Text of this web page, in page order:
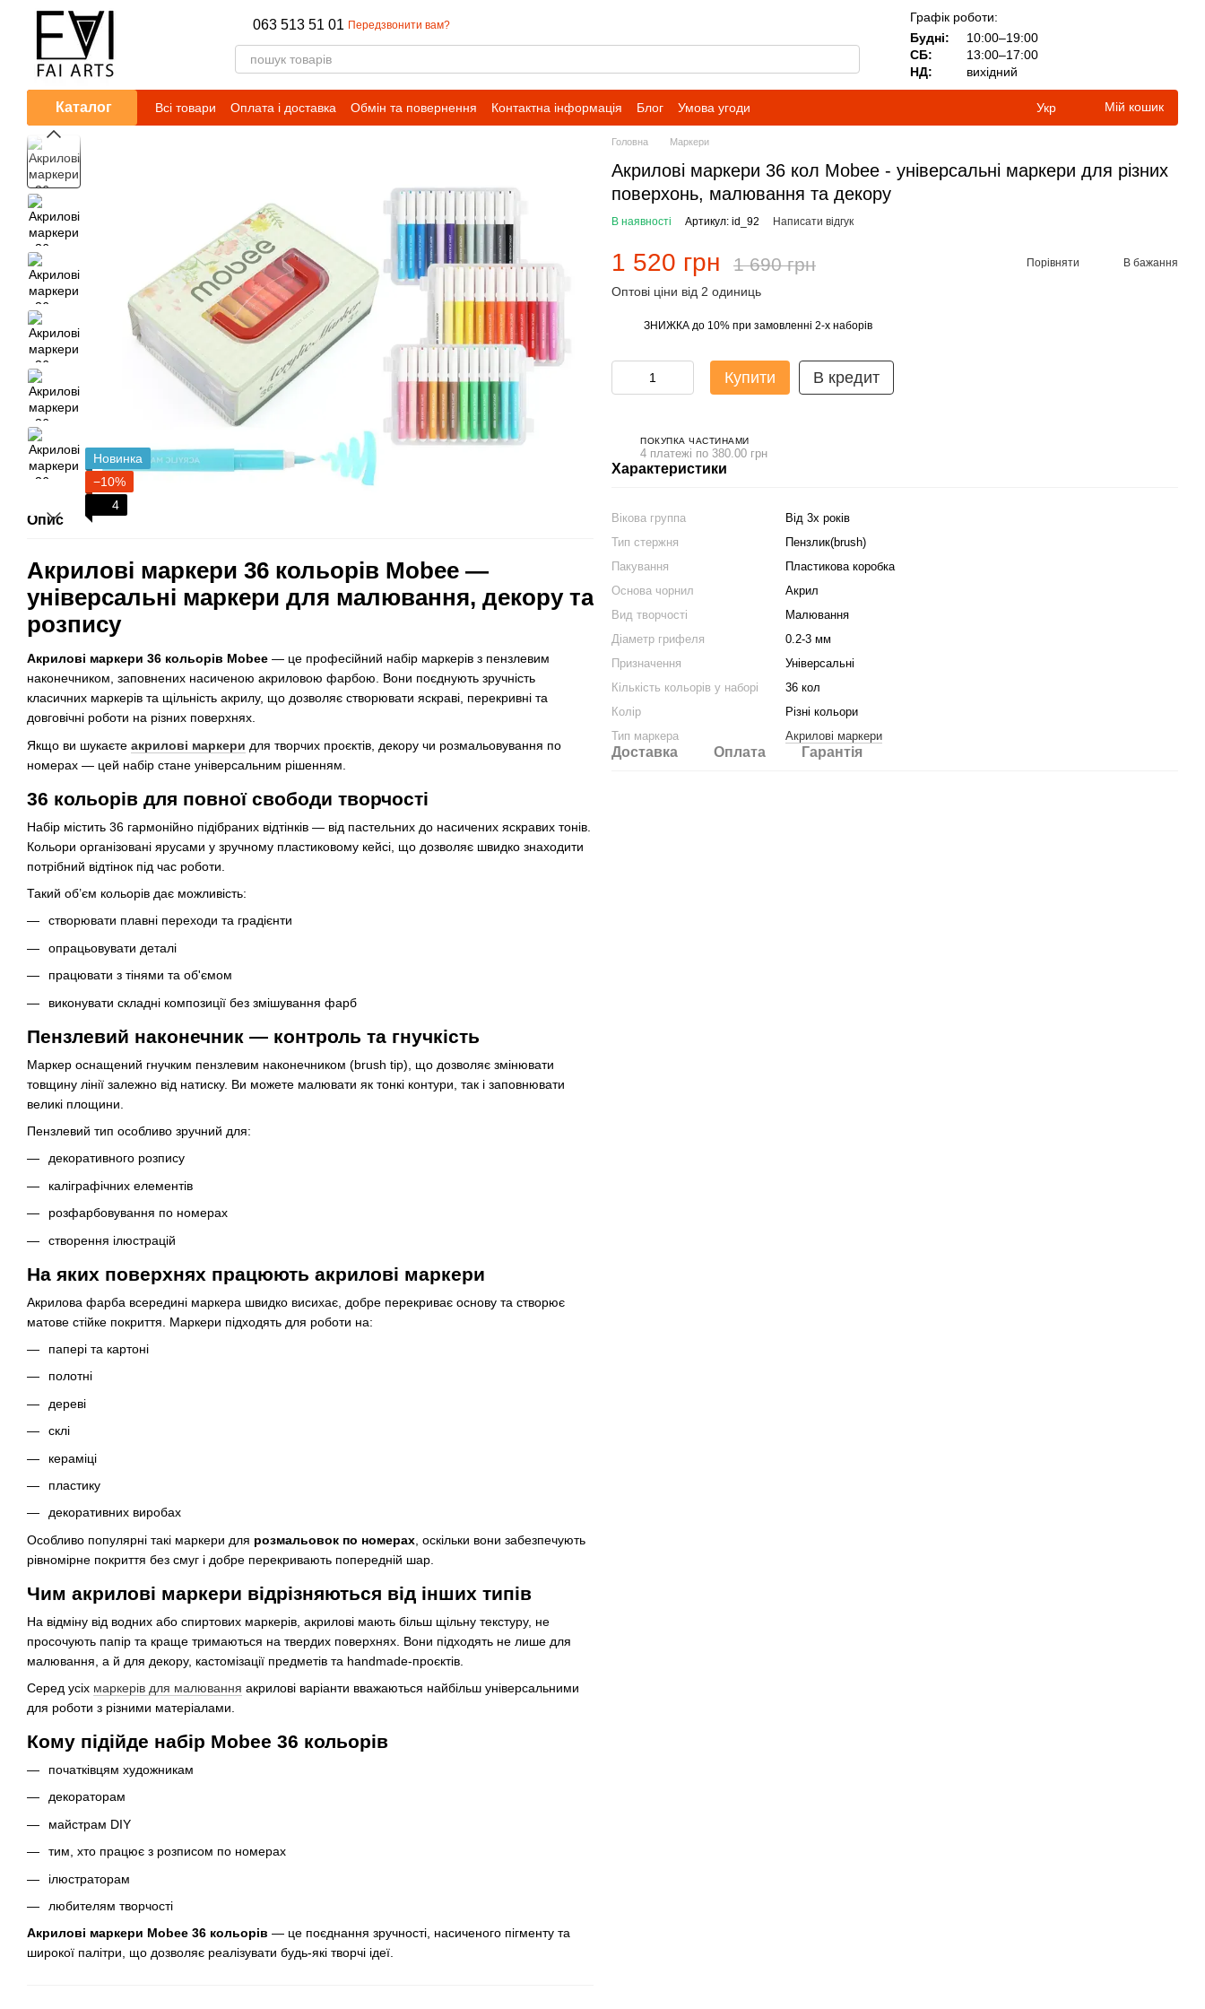
Перейти до основного контенту
063 513 51 01 Передзвонити вам?
Графік роботи:
Будні:
10:00–19:00
СБ:
13:00–17:00
НД:
вихідний
Каталог Всі товари Оплата і доставка Обмін та повернення Контактна інформація Блог Умова угоди Укр Мій кошик
Новинка
−10%
4
Опис
Акрилові маркери 36 кольорів Mobee —
універсальні маркери для малювання, декору та
розпису
Акрилові маркери 36 кольорів Mobee — це професійний набір маркерів з пензлевим
наконечником, заповнених насиченою акриловою фарбою. Вони поєднують зручність
класичних маркерів та щільність акрилу, що дозволяє створювати яскраві, перекривні та
довговічні роботи на різних поверхнях.
Якщо ви шукаєте акрилові маркери для творчих проєктів, декору чи розмальовування по
номерах — цей набір стане універсальним рішенням.
36 кольорів для повної свободи творчості
Набір містить 36 гармонійно підібраних відтінків — від пастельних до насичених яскравих тонів.
Кольори організовані ярусами у зручному пластиковому кейсі, що дозволяє швидко знаходити
потрібний відтінок під час роботи.
Такий об’єм кольорів дає можливість:
створювати плавні переходи та градієнти
опрацьовувати деталі
працювати з тінями та об'ємом
виконувати складні композиції без змішування фарб
Пензлевий наконечник — контроль та гнучкість
Маркер оснащений гнучким пензлевим наконечником (brush tip), що дозволяє змінювати
товщину лінії залежно від натиску. Ви можете малювати як тонкі контури, так і заповнювати
великі площини.
Пензлевий тип особливо зручний для:
декоративного розпису
каліграфічних елементів
розфарбовування по номерах
створення ілюстрацій
На яких поверхнях працюють акрилові маркери
Акрилова фарба всередині маркера швидко висихає, добре перекриває основу та створює
матове стійке покриття. Маркери підходять для роботи на:
папері та картоні
полотні
дереві
склі
кераміці
пластику
декоративних виробах
Особливо популярні такі маркери для розмальовок по номерах , оскільки вони забезпечують
рівномірне покриття без смуг і добре перекривають попередній шар.
Чим акрилові маркери відрізняються від інших типів
На відміну від водних або спиртових маркерів, акрилові мають більш щільну текстуру, не
просочують папір та краще тримаються на твердих поверхнях. Вони підходять не лише для
малювання, а й для декору, кастомізації предметів та handmade-проєктів.
Серед усіх маркерів для малювання акрилові варіанти вважаються найбільш універсальними
для роботи з різними матеріалами.
Кому підійде набір Mobee 36 кольорів
початківцям художникам
декораторам
майстрам DIY
тим, хто працює з розписом по номерах
ілюстраторам
любителям творчості
Акрилові маркери Mobee 36 кольорів — це поєднання зручності, насиченого пігменту та
широкої палітри, що дозволяє реалізувати будь-які творчі ідеї.
Головна Маркери
Акрилові маркери 36 кол Mobee - універсальні маркери для різних
поверхонь, малювання та декору
В наявності Артикул: id_92 Написати відгук
1 520 грн 1 690 грн Порівняти В бажання
Оптові ціни від 2 одиниць
ЗНИЖКА до 10% при замовленні 2-х наборів
Купити В кредит
ПОКУПКА ЧАСТИНАМИ
4 платежі по 380.00 грн
Характеристики
Вікова группа
Від 3х років
Тип стержня
Пензлик(brush)
Пакування
Пластикова коробка
Основа чорнил
Акрил
Вид творчості
Малювання
Діаметр грифеля
0.2-3 мм
Призначення
Універсальні
Кількість кольорів у наборі
36 кол
Колір
Різні кольори
Тип маркера
Акрилові маркери
Доставка Оплата Гарантія